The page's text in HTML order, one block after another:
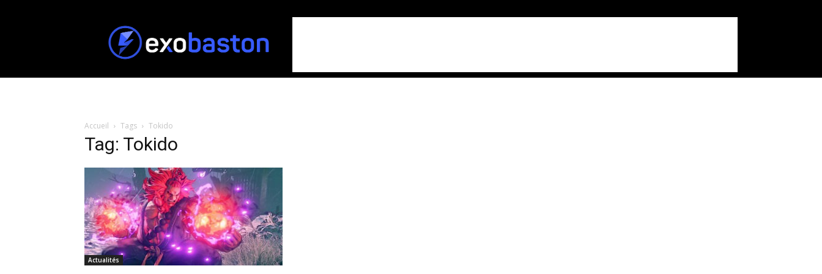
Accueil Tags Tokido
Tag: Tokido
Actualités